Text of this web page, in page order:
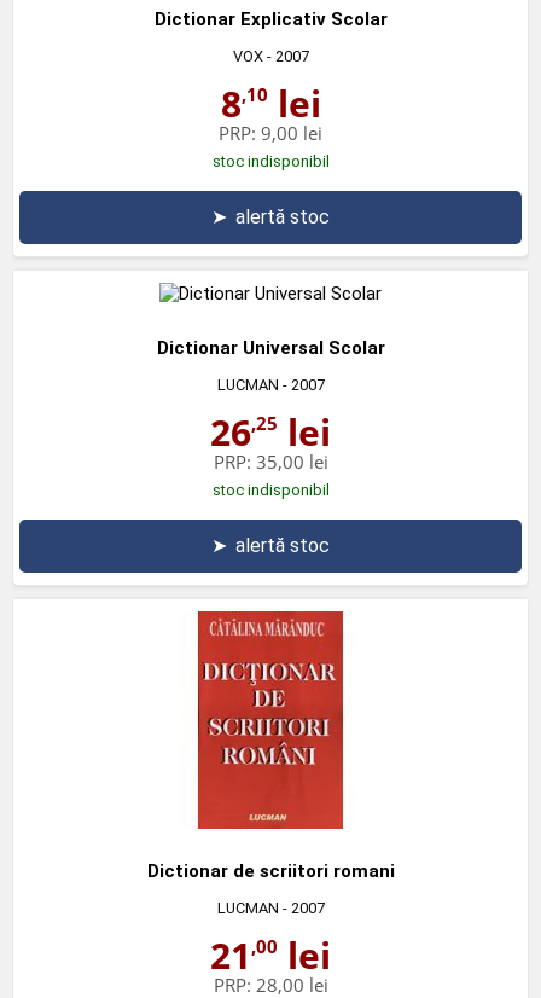
Dictionar Explicativ Scolar
VOX- 2007
8,10 lei
PRP: 9,00 lei
stoc indisponibil
➤ alertă stoc
Dictionar Universal Scolar
LUCMAN - 2007
26,25 lei
PRP: 35,00 lei
stoc indisponibil
➤ alertă stoc
Dictionar de scriitori romani
LUCMAN - 2007
21 ,00 lei
PRP: 28,00 lei